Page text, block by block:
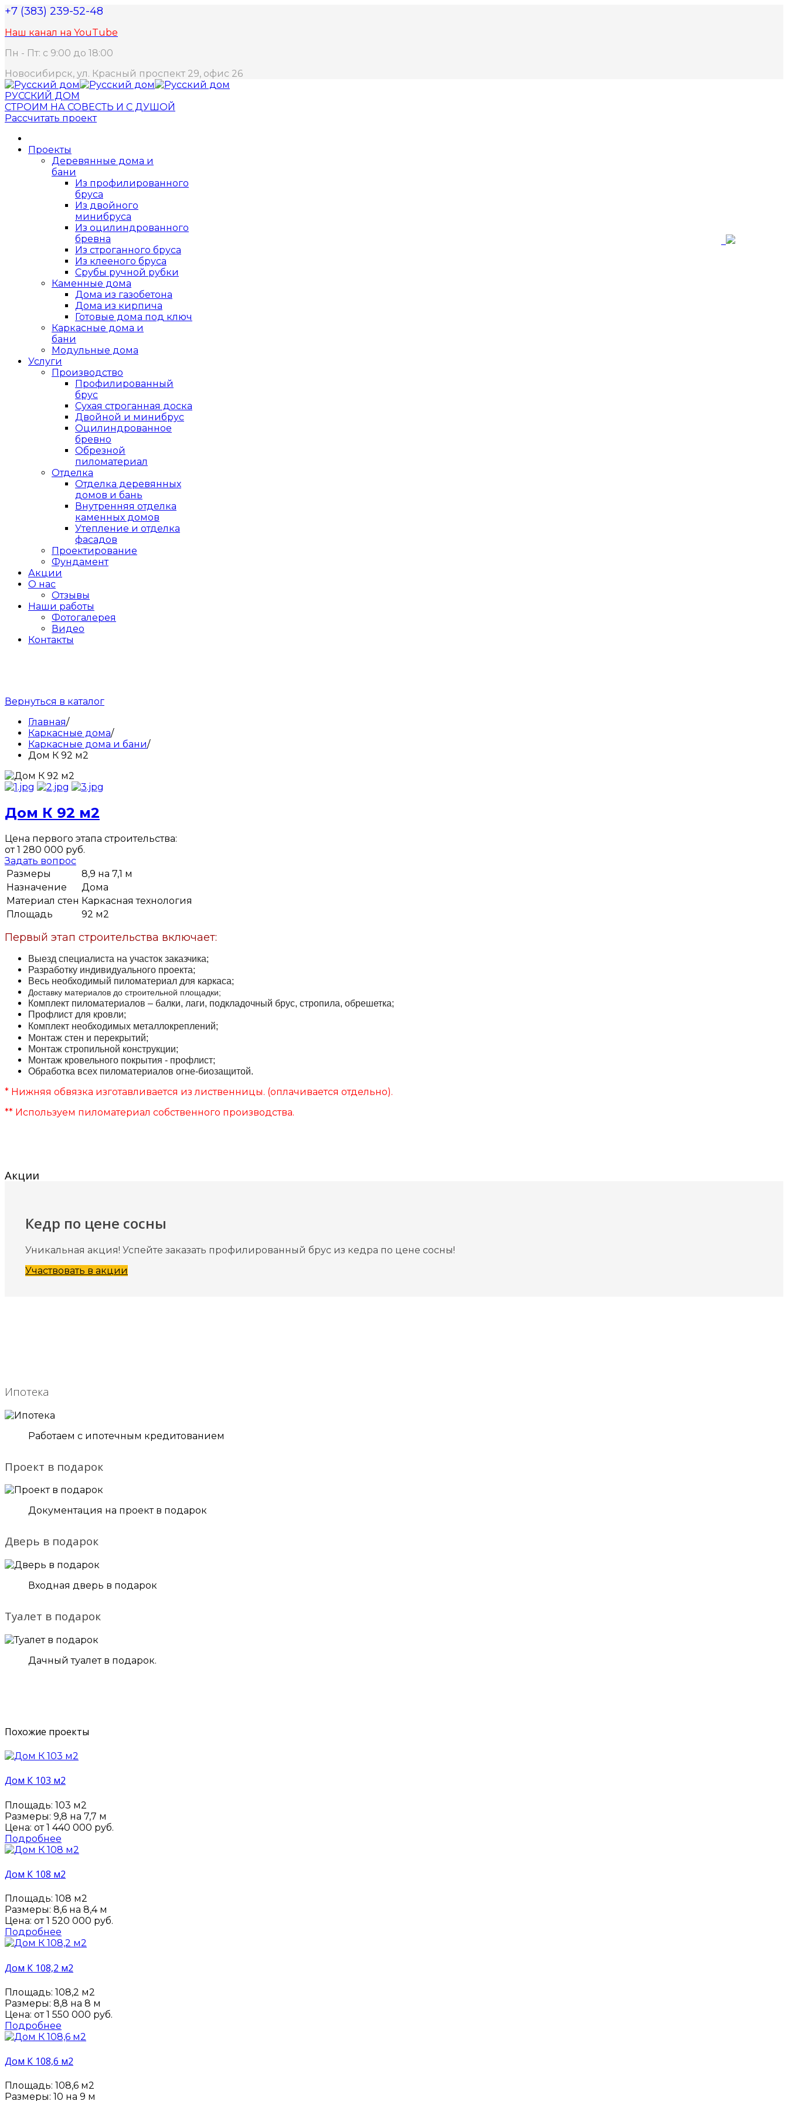
+7 (383) 239-52-48
Наш канал на YouTube
Пн - Пт: с 9:00 до 18:00
Новосибирск, ул. Красный проспект 29, офис 26
РУССКИЙ ДОМ
СТРОИМ НА СОВЕСТЬ И С ДУШОЙ
Рассчитать проект
Проекты
Деревянные дома и
бани
Из профилированного
бруса
Из двойного
минибруса
Из оцилиндрованного
бревна
Из строганного бруса
Из клееного бруса
Срубы ручной рубки
Каменные дома
Дома из газобетона
Дома из кирпича
Готовые дома под ключ
Каркасные дома и
бани
Модульные дома
Услуги
Производство
Профилированный
брус
Сухая строганная доска
Двойной и минибрус
Оцилиндрованное
бревно
Обрезной
пиломатериал
Отделка
Отделка деревянных
домов и бань
Внутренняя отделка
каменных домов
Утепление и отделка
фасадов
Проектирование
Фундамент
Акции
О нас
Отзывы
Наши работы
Фотогалерея
Видео
Контакты
Вернуться в каталог
Главная/
Каркасные дома/
Каркасные дома и бани/
Дом К 92 м2
Дом К 92 м2
Цена первого этапа строительства:
от 1 280 000 руб.
Задать вопрос
Размеры
8,9 на 7,1 м
Назначение
Дома
Материал стен Каркасная технология
Площадь
92 м2
Первый этап строительства включает:
Выезд специалиста на участок заказчика;
Разработку индивидуального проекта;
Весь необходимый пиломатериал для каркаса;
Доставку материалов до строительной площадки;
Комплект пиломатериалов – балки, лаги, подкладочный брус, стропила, обрешетка;
Профлист для кровли;
Комплект необходимых металлокреплений;
Монтаж стен и перекрытий;
Монтаж стропильной конструкции;
Монтаж кровельного покрытия - профлист;
Обработка всех пиломатериалов огне-биозащитой.
* Нижняя обвязка изготавливается из лиственницы. (оплачивается отдельно).
** Используем пиломатериал собственного производства.
Акции
Кедр по цене сосны
Уникальная акция! Успейте заказать профилированный брус из кедра по цене сосны!
Участвовать в акции
Ипотека
Работаем с ипотечным кредитованием
Проект в подарок
Документация на проект в подарок
Дверь в подарок
Входная дверь в подарок
Туалет в подарок
Дачный туалет в подарок.
Похожие проекты
Дом К 103 м2
Площадь: 103 м2
Размеры: 9,8 на 7,7 м
Цена: от1 440 000 руб.
Подробнее
Дом К 108 м2
Площадь: 108 м2
Размеры: 8,6 на 8,4 м
Цена: от1 520 000 руб.
Подробнее
Дом К 108,2 м2
Площадь: 108,2 м2
Размеры: 8,8 на 8 м
Цена: от1 550 000 руб.
Подробнее
Дом К 108,6 м2
Площадь: 108,6 м2
Размеры: 10 на 9 м